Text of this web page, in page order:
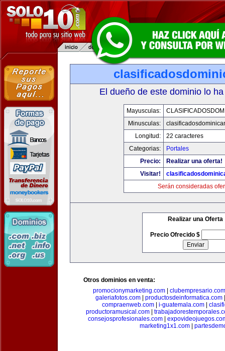
El dueño de este dominio lo
Mayusculas:
Minusculas:
Longitud:
22 caracteres
Categorias:
Portales
Precio:
Realizar una oferta!
Visitar!
Serán consideradas
Realizar una Oferta
Precio Ofrecido $
Otros dominios en venta:
promocionymarketing.com| clubempresario.com
galeriafotos.com
productosdeinformatica.com
compraenweb.com| i-guatemala.com|
productoramusical.com
consejosprofesionales.com|
marketing1x1.com